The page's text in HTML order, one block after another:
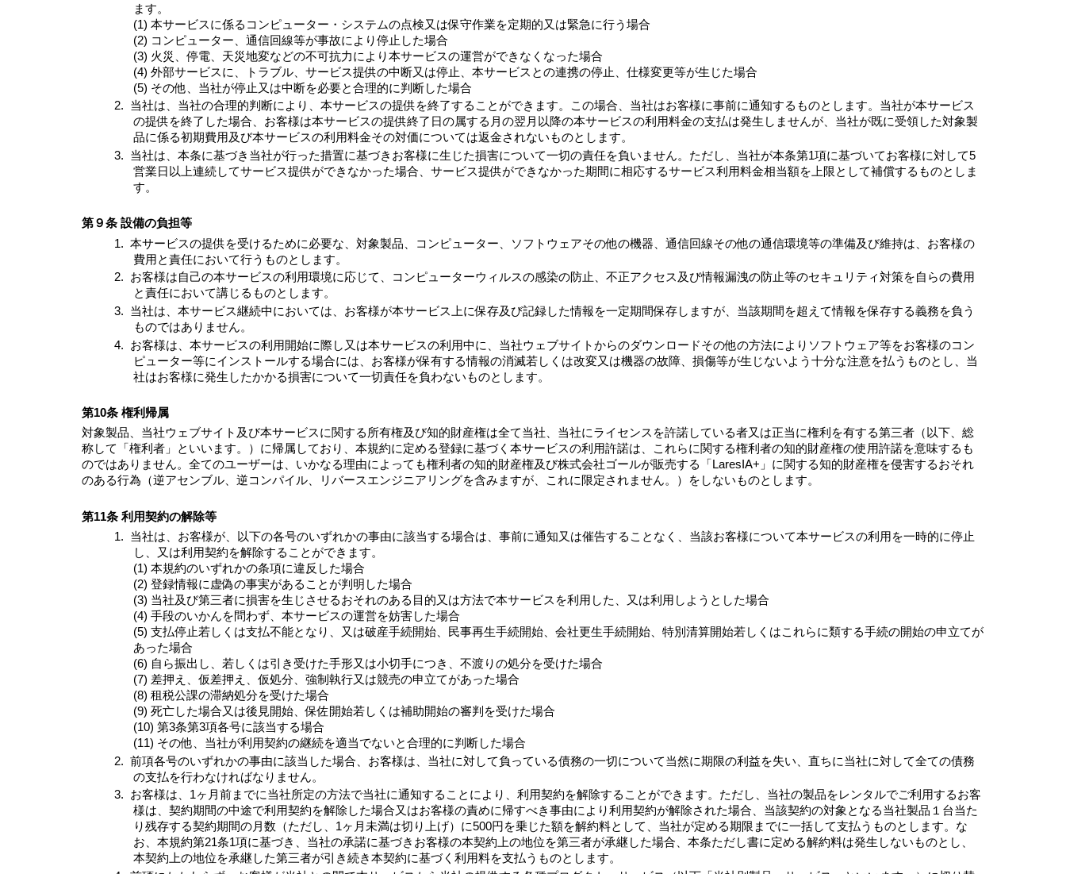
ます。
(1) 本サービスに係るコンピューター・システムの点検又は保守作業を定期的又は緊急に行う場合
(2) コンピューター、通信回線等が事故により停止した場合
(3) 火災、停電、天災地変などの不可抗力により本サービスの運営ができなくなった場合
(4) 外部サービスに、トラブル、サービス提供の中断又は停止、本サービスとの連携の停止、仕様変更等が生じた場合
(5) その他、当社が停止又は中断を必要と合理的に判断した場合
2.
当社は、当社の合理的判断により、本サービスの提供を終了することができます。この場合、当社はお客様に事前に通知するものとします。当社が本サービス
の提供を終了した場合、お客様は本サービスの提供終了日の属する月の翌月以降の本サービスの利用料金の支払は発生しませんが、当社が既に受領した対象製
品に係る初期費用及び本サービスの利用料金その対価については返金されないものとします。
3.
当社は、本条に基づき当社が行った措置に基づきお客様に生じた損害について一切の責任を負いません。ただし、当社が本条第1項に基づいてお客様に対して5
営業日以上連続してサービス提供ができなかった場合、サービス提供ができなかった期間に相応するサービス利用料金相当額を上限として補償するものとしま
す。
第９条 設備の負担等
1. 本サービスの提供を受けるために必要な、対象製品、コンピューター、ソフトウェアその他の機器、通信回線その他の通信環境等の準備及び維持は、お客様の
費用と責任において行うものとします。
2.
お客様は自己の本サービスの利用環境に応じて、コンピューターウィルスの感染の防止、不正アクセス及び情報漏洩の防止等のセキュリティ対策を自らの費用
と責任において講じるものとします。
3.
当社は、本サービス継続中においては、お客様が本サービス上に保存及び記録した情報を一定期間保存しますが、当該期間を超えて情報を保存する義務を負う
ものではありません。
4.
お客様は、本サービスの利用開始に際し又は本サービスの利用中に、当社ウェブサイトからのダウンロードその他の方法によりソフトウェア等をお客様のコン
ピューター等にインストールする場合には、お客様が保有する情報の消滅若しくは改変又は機器の故障、損傷等が生じないよう十分な注意を払うものとし、当
社はお客様に発生したかかる損害について一切責任を負わないものとします。
第10条 権利帰属
対象製品、当社ウェブサイト及び本サービスに関する所有権及び知的財産権は全て当社、当社にライセンスを許諾している者又は正当に権利を有する第三者（以下、総
称して「権利者」といいます。）に帰属しており、本規約に定める登録に基づく本サービスの利用許諾は、これらに関する権利者の知的財産権の使用許諾を意味するも
のではありません。全てのユーザーは、いかなる理由によっても権利者の知的財産権及び株式会社ゴールが販売する「LaresIA+」に関する知的財産権を侵害するおそれ
のある行為（逆アセンブル、逆コンパイル、リバースエンジニアリングを含みますが、これに限定されません。）をしないものとします。
第11条 利用契約の解除等
1.
当社は、お客様が、以下の各号のいずれかの事由に該当する場合は、事前に通知又は催告することなく、当該お客様について本サービスの利用を一時的に停止
し、又は利用契約を解除することができます。
(1) 本規約のいずれかの条項に違反した場合
(2) 登録情報に虚偽の事実があることが判明した場合
(3) 当社及び第三者に損害を生じさせるおそれのある目的又は方法で本サービスを利用した、又は利用しようとした場合
(4) 手段のいかんを問わず、本サービスの運営を妨害した場合
(5) 支払停止若しくは支払不能となり、又は破産手続開始、民事再生手続開始、会社更生手続開始、特別清算開始若しくはこれらに類する手続の開始の申立てが
あった場合
(6) 自ら振出し、若しくは引き受けた手形又は小切手につき、不渡りの処分を受けた場合
(7) 差押え、仮差押え、仮処分、強制執行又は競売の申立てがあった場合
(8) 租税公課の滞納処分を受けた場合
(9) 死亡した場合又は後見開始、保佐開始若しくは補助開始の審判を受けた場合
(10) 第3条第3項各号に該当する場合
(11) その他、当社が利用契約の継続を適当でないと合理的に判断した場合
2. 前項各号のいずれかの事由に該当した場合、お客様は、当社に対して負っている債務の一切について当然に期限の利益を失い、直ちに当社に対して全ての債務
の支払を行わなければなりません。
3.
お客様は、1ヶ月前までに当社所定の方法で当社に通知することにより、利用契約を解除することができます。ただし、当社の製品をレンタルでご利用するお客
様は、契約期間の中途で利用契約を解除した場合又はお客様の責めに帰すべき事由により利用契約が解除された場合、当該契約の対象となる当社製品１台当た
り残存する契約期間の月数（ただし、1ヶ月未満は切り上げ）に500円を乗じた額を解約料として、当社が定める期限までに一括して支払うものとします。な
お、本規約第21条1項に基づき、当社の承諾に基づきお客様の本契約上の地位を第三者が承継した場合、本条ただし書に定める解約料は発生しないものとし、
本契約上の地位を承継した第三者が引き続き本契約に基づく利用料を支払うものとします。